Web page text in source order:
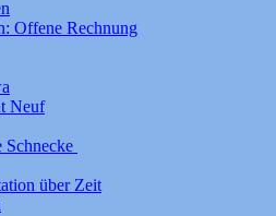
Offene Rechnung
Neuf
über Zeit